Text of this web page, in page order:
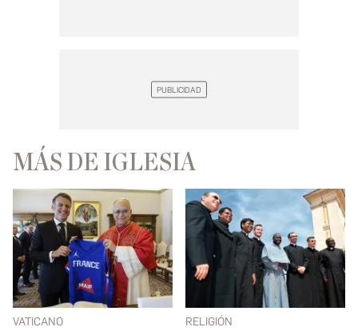
MÁS DE IGLESIA
VATICANO RELIGIÓN